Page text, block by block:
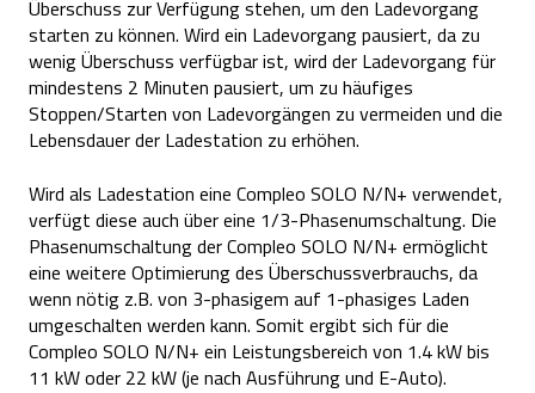
Überschuss zur Verfügung stehen, um den Ladevorgang
starten zu können. Wird ein Ladevorgang pausiert, da zu
wenig Überschuss verfügbar ist, wird der Ladevorgang für
mindestens 2 Minuten pausiert, um zu häufiges
Stoppen/Starten von Ladevorgängen zu vermeiden und die
Lebensdauer der Ladestation zu erhöhen.
Wird als Ladestation eine Compleo SOLO N/N+ verwendet,
verfügt diese auch über eine 1/3-Phasenumschaltung. Die
Phasenumschaltung der Compleo SOLO N/N+ ermöglicht
eine weitere Optimierung des Überschussverbrauchs, da
wenn nötig z.B. von 3-phasigem auf 1-phasiges Laden
umgeschalten werden kann. Somit ergibt sich für die
Compleo SOLO N/N+ ein Leistungsbereich von 1.4 kW bis
11 kW oder 22 kW (je nach Ausführung und E-Auto).